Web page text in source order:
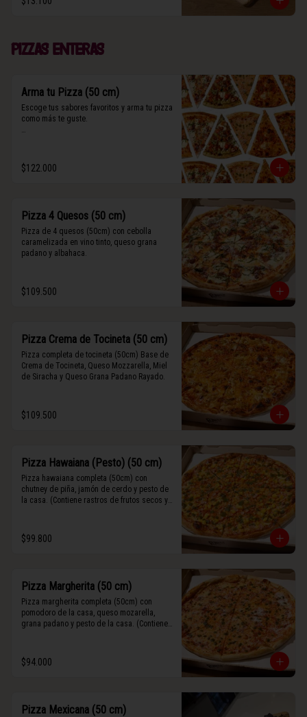
Pizzas enteras
Arma tu Pizza (50 cm)
Escoge tus sabores favoritos y arma tu pizza
como más te guste.
secos y maní.
$122.000
Pizza 4 Quesos (50 cm)
Pizza de 4 quesos (50cm) con cebolla
caramelizada en vino tinto, queso grana
padano y albahaca.
$109.500
Pizza Crema de Tocineta (50 cm)
Pizza completa de tocineta (50cm) Base de
Crema de Tocineta, Queso Mozzarella, Miel
de Siracha y Queso Grana Padano Rayado.
$109.500
Pizza Hawaiana (Pesto) (50 cm)
Pizza hawaiana completa (50cm) con
chutney de piña, jamón de cerdo y pesto de
la casa. (Contiene rastros de frutos secos y
$99.800
Pizza Margherita (50 cm)
Pizza margherita completa (50cm) con
pomodoro de la casa, queso mozarella,
grana padano y pesto de la casa. (Contiene
$94.000
Pizza Mexicana (50 cm)